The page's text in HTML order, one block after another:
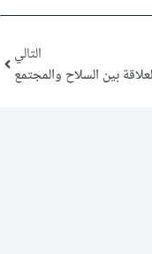
التالي
بين السلاح والمجتمع